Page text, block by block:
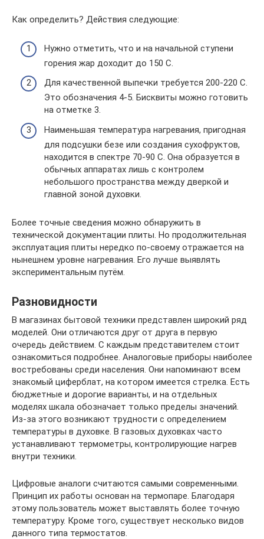
Как определить? Действия следующие:
Нужно отметить, что и на начальной ступени
горения жар доходит до 150 С.
Для качественной выпечки требуется 200-220 С.
Это обозначения 4-5. Бисквиты можно готовить
на отметке 3.
Наименьшая температура нагревания, пригодная
для подсушки безе или создания сухофруктов,
находится в спектре 70-90 C. Она образуется в
обычных аппаратах лишь с контролем
небольшого пространства между дверкой и
главной зоной духовки.
Более точные сведения можно обнаружить в
технической документации плиты. Но продолжительная
эксплуатация плиты нередко по-своему отражается на
нынешнем уровне нагревания. Его лучше выявлять
экспериментальным путём.
Разновидности
В магазинах бытовой техники представлен широкий ряд
моделей. Они отличаются друг от друга в первую
очередь действием. С каждым представителем стоит
ознакомиться подробнее. Аналоговые приборы наиболее
востребованы среди населения. Они напоминают всем
знакомый циферблат, на котором имеется стрелка. Есть
бюджетные и дорогие варианты, и на отдельных
моделях шкала обозначает только пределы значений.
Из-за этого возникают трудности с определением
температуры в духовке. В газовых духовках часто
устанавливают термометры, контролирующие нагрев
внутри техники.
Цифровые аналоги считаются самыми современными.
Принцип их работы основан на термопаре. Благодаря
этому пользователь может выставлять более точную
температуру. Кроме того, существует несколько видов
данного типа термостатов.